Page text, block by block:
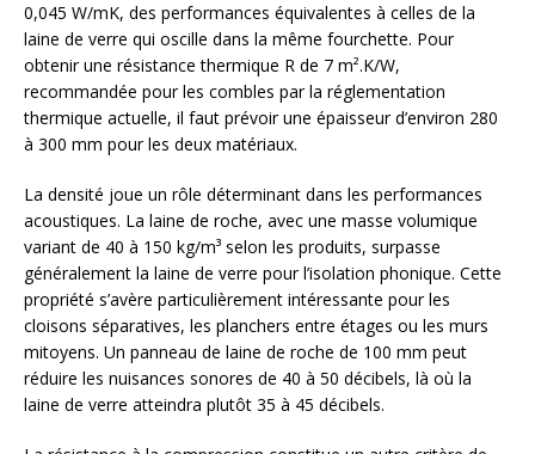
0,045 W/mK, des performances équivalentes à celles de la
laine de verre qui oscille dans la même fourchette. Pour
obtenir une résistance thermique R de 7 m².K/W,
recommandée pour les combles par la réglementation
thermique actuelle, il faut prévoir une épaisseur d’environ 280
à 300 mm pour les deux matériaux.
La densité joue un rôle déterminant dans les performances
acoustiques. La laine de roche, avec une masse volumique
variant de 40 à 150 kg/m³ selon les produits, surpasse
généralement la laine de verre pour l’isolation phonique. Cette
propriété s’avère particulièrement intéressante pour les
cloisons séparatives, les planchers entre étages ou les murs
mitoyens. Un panneau de laine de roche de 100 mm peut
réduire les nuisances sonores de 40 à 50 décibels, là où la
laine de verre atteindra plutôt 35 à 45 décibels.